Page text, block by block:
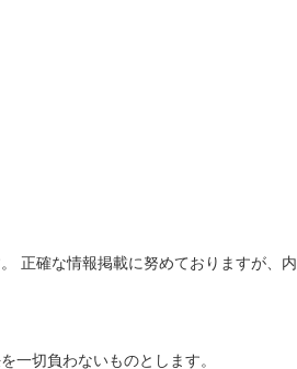
正確な情報掲載に努めておりますが、内
一切負わないものとします。